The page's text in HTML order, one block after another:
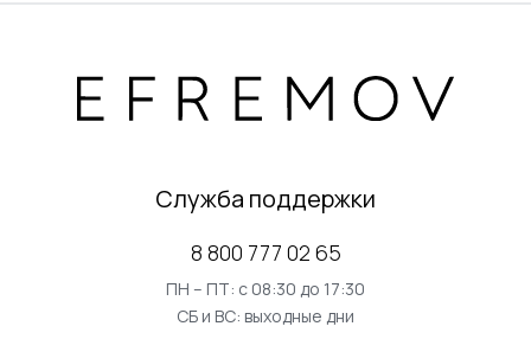
Служба поддержки
8 800 777 02 65
ПН – ПТ: с 08:30 до 17:30
СБ и ВС: выходные дни